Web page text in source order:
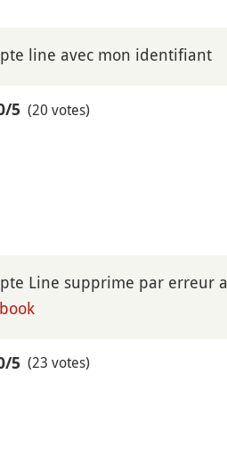
line avec mon identifiant
/5 (20 votes)
Line supprime par
/5 (23 votes)